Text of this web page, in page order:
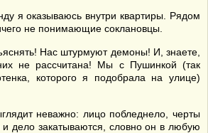
я оказываюсь внутри квартиры. Рядом
не понимающие соклановцы.
Нас штурмуют демоны! И, знаете,
не рассчитана! Мы с Пушинкой (так
которого я подобрала на улице)
неважно: лицо побледнело, черты
и дело закатываются, словно он в любую